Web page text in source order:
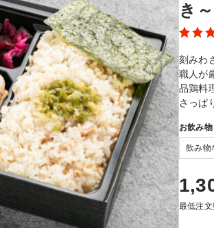
き～
刻みわ
職人が
品鶏料
さっぱ
お飲み物
最低注